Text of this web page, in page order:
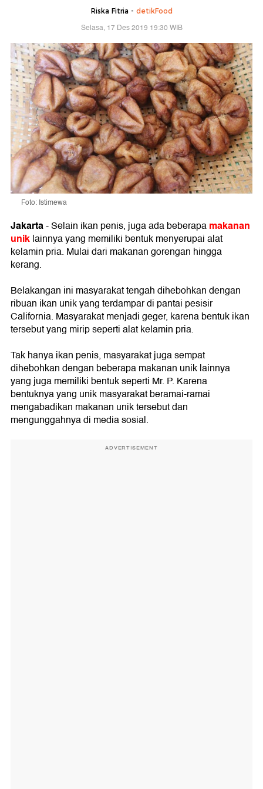
Riska Fitria - detikFood
Selasa, 17 Des 2019 19:30 WIB
Foto: Istimewa
Jakarta- Selain ikan penis, juga ada beberapamakanan
uniklainnya yang memiliki bentuk menyerupai alat
kelamin pria. Mulai dari makanan gorengan hingga
kerang.
Belakangan ini masyarakat tengah dihebohkan dengan
ribuan ikan unik yang terdampar di pantai pesisir
California. Masyarakat menjadi geger, karena bentuk ikan
tersebut yang mirip seperti alat kelamin pria.
Tak hanya ikan penis, masyarakat juga sempat
dihebohkan dengan beberapa makanan unik lainnya
yang juga memiliki bentuk seperti Mr. P. Karena
bentuknya yang unik masyarakat beramai-ramai
mengabadikan makanan unik tersebut dan
mengunggahnya di media sosial.
ADVERTISEMENT